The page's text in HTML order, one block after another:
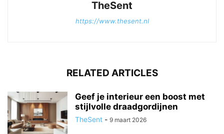
TheSent
https://www.thesent.nl
RELATED ARTICLES
Geef je interieur een boost met
stijlvolle draadgordijnen
TheSent - 9 maart 2026